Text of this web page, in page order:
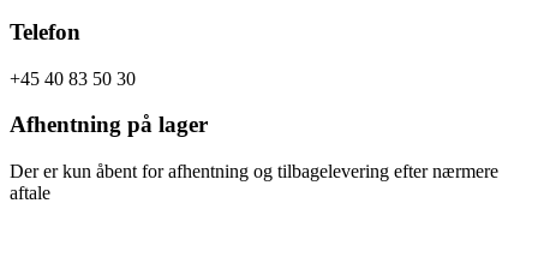
Telefon
+45 40 83 50 30
Afhentning på lager
Der er kun åbent for afhentning og tilbagelevering efter nærmere
aftale